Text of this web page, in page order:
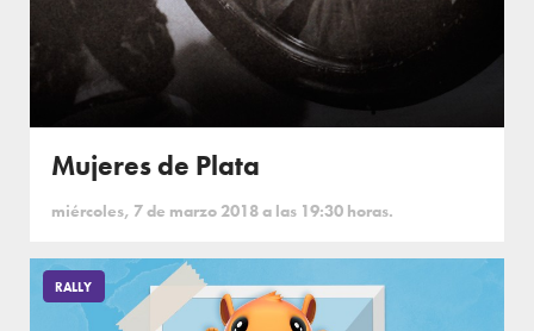
Mujeres de Plata
miércoles, 7 de marzo 2018 a las 19:30 horas.
RALLY